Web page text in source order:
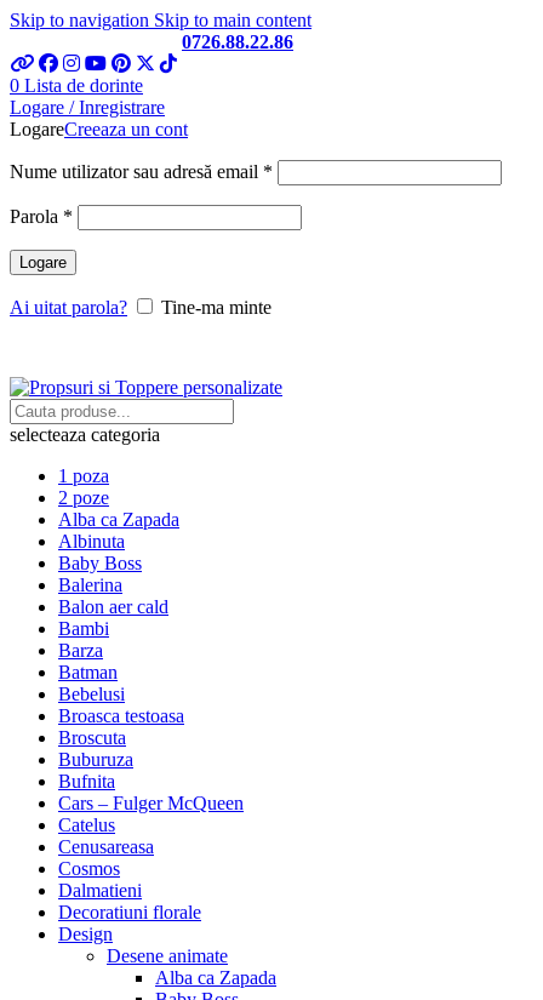
Skip to navigation Skip to main content
0726.88.22.86
0 Lista de dorinte
Logare / Inregistrare
LogareCreeaza un cont
Nume utilizator sau adresă email *
Parola *
Logare
Ai uitat parola? Tine-ma minte
selecteaza categoria
1 poza
2 poze
Alba ca Zapada
Albinuta
Baby Boss
Balerina
Balon aer cald
Bambi
Barza
Batman
Bebelusi
Broasca testoasa
Broscuta
Buburuza
Bufnita
Cars – Fulger McQueen
Catelus
Cenusareasa
Cosmos
Dalmatieni
Decoratiuni florale
Design
Desene animate
Alba ca Zapada